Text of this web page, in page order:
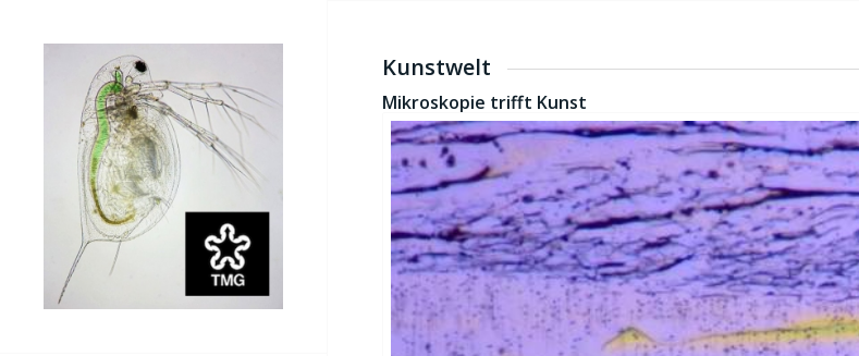
Kunstwelt
Mikroskopie trifft Kunst